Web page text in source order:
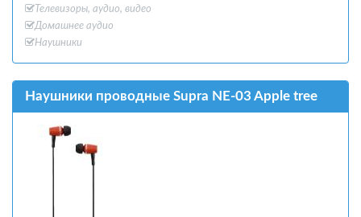
Телевизоры, аудио, видео
Домашнее аудио
Наушники
Наушники проводные Supra NE-03 Apple tree